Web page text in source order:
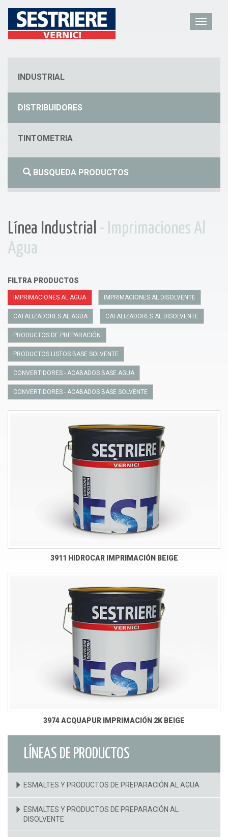
INDUSTRIAL
DISTRIBUIDORES
TINTOMETRIA
BUSQUEDA PRODUCTOS
Línea Industrial - Imprimaciones Al
Agua
FILTRA PRODUCTOS
IMPRIMACIONES AL AGUA IMPRIMACIONES AL DISOLVENTE
CATALIZADORES AL AGUA CATALIZADORES AL DISOLVENTE
PRODUCTOS DE PREPARACIÓN
PRODUCTOS LISTOS BASE SOLVENTE
CONVERTIDORES - ACABADOS BASE AGUA
CONVERTIDORES - ACABADOS BASE SOLVENTE
3911 HIDROCAR IMPRIMACIÓN BEIGE
3974 ACQUAPUR IMPRIMACIÓN 2K BEIGE
LÍNEAS DE PRODUCTOS
ESMALTES Y PRODUCTOS DE PREPARACIÓN AL AGUA
ESMALTES Y PRODUCTOS DE PREPARACIÓN AL
DISOLVENTE